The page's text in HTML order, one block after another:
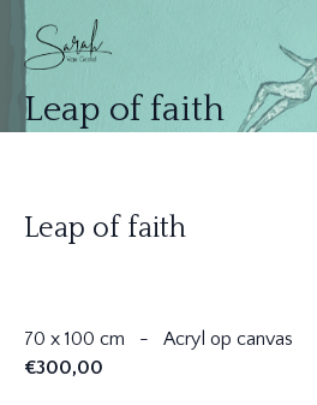
Leap of faith
Leap of faith
70 x 100 cm - Acryl op canvas
€300,00